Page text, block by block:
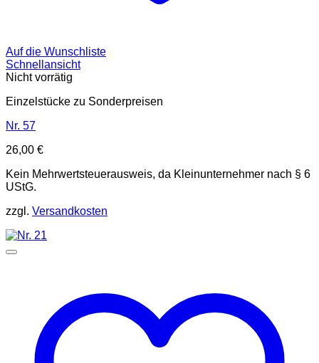
Auf die Wunschliste
Schnellansicht
Nicht vorrätig
Einzelstücke zu Sonderpreisen
Nr. 57
26,00 €
Kein Mehrwertsteuerausweis, da Kleinunternehmer nach § 6
UStG.
zzgl. Versandkosten